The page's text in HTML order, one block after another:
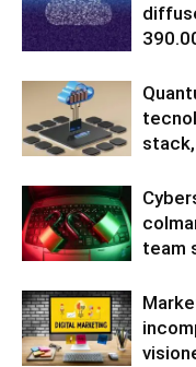
stack,
team